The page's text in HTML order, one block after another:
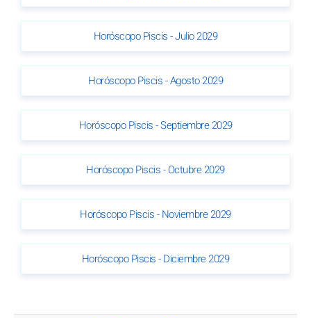
Horóscopo Piscis - Julio 2029
Horóscopo Piscis - Agosto 2029
Horóscopo Piscis - Septiembre 2029
Horóscopo Piscis - Octubre 2029
Horóscopo Piscis - Noviembre 2029
Horóscopo Piscis - Diciembre 2029